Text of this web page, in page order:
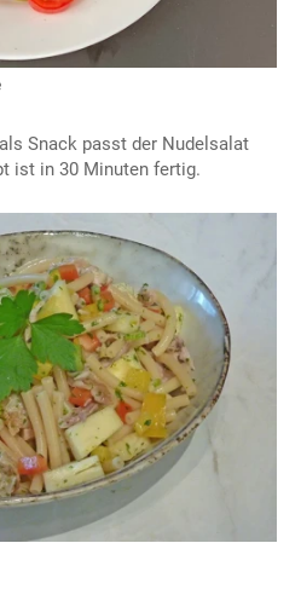
Snack passt der Nudelsalat
ist in 30 Minuten fertig.